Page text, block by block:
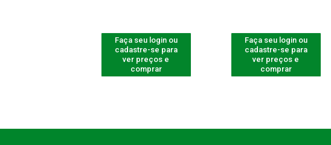
Faça seu login ou
cadastre-se para
ver preços e
comprar
Faça seu login ou
cadastre-se para
ver preços e
comprar